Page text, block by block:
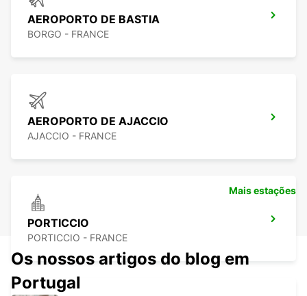
AEROPORTO DE BASTIA
BORGO - FRANCE
AEROPORTO DE AJACCIO
AJACCIO - FRANCE
PORTICCIO
PORTICCIO - FRANCE
Mais estações
Os nossos artigos do blog em
Portugal